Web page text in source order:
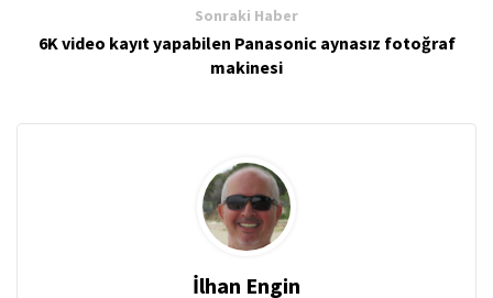
Sonraki Haber
6K video kayıt yapabilen Panasonic aynasız fotoğraf
makinesi
İlhan Engin